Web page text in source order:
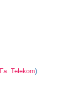
Fa. Telekom):